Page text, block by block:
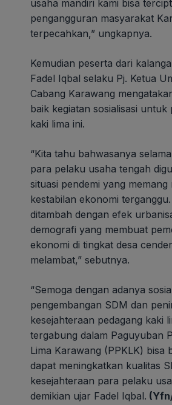
usaha mandiri kami bisa
pengangguran masyarakat
terpecahkan,” ungkapnya.
Kemudian peserta dari
Fadel Iqbal selaku Pj. Ketua
Cabang Karawang
baik kegiatan sosialisasi untuk
kaki lima ini.
“Kita tahu bahwasanya
para pelaku usaha tengah
situasi pendemi yang memang
kestabilan ekonomi
ditambah dengan efek
demografi yang membuat
ekonomi di tingkat desa
melambat,” sebutnya.
“Semoga dengan adanya
pengembangan SDM dan
kesejahteraan pedagang kaki
tergabung dalam Paguyuban
Lima Karawang (PPKLK) bisa
dapat meningkatkan kualitas
kesejahteraan para pelaku
demikian ujar Fadel Iqbal.